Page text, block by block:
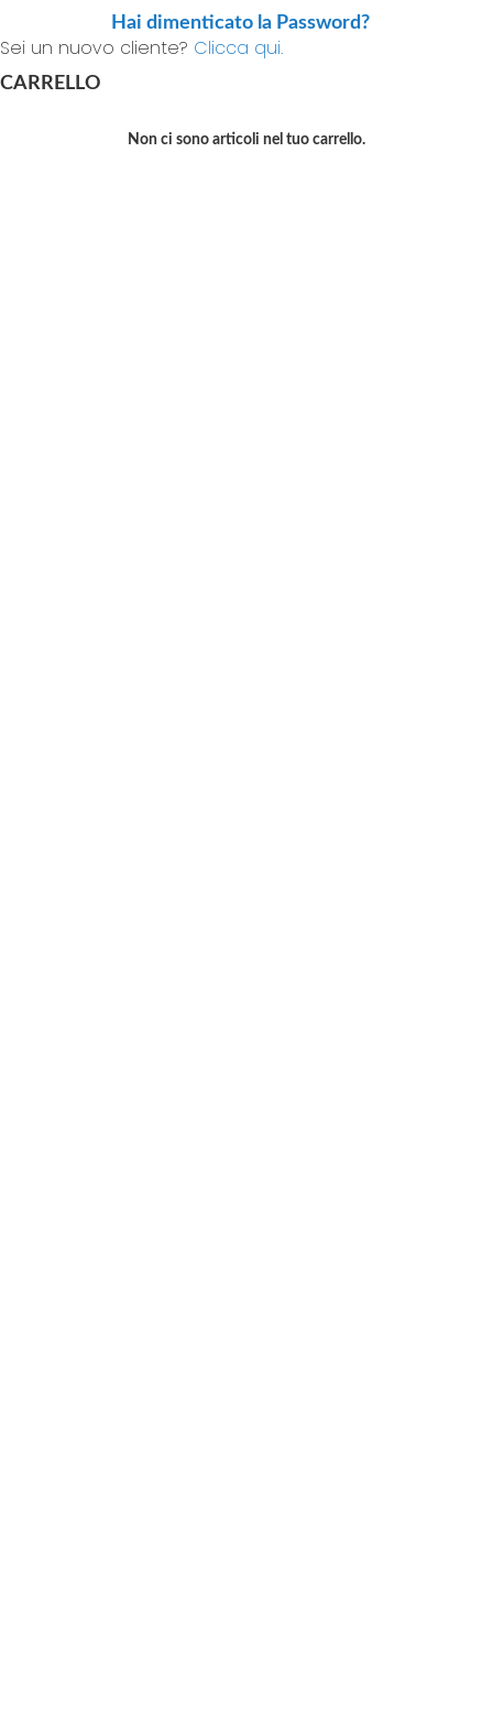
Hai dimenticato la Password?
Sei un nuovo cliente? Clicca qui.
CARRELLO
Non ci sono articoli nel tuo carrello.